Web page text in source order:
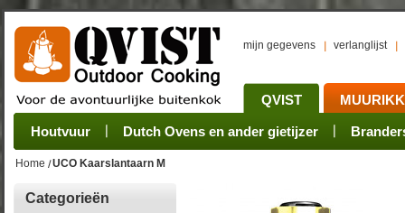
mijn gegevens verlanglijst
QVIST
Houtvuur Dutch Ovens en ander gietijzer
Grillplaat & ijzers Pannen Rookovens
Oogsten Verwerken Bewaren Onderhoud
Sets Stoves Camping sets Pots, Pans, Kettles
Home UCO Kaarslantaarn M
Categorieën